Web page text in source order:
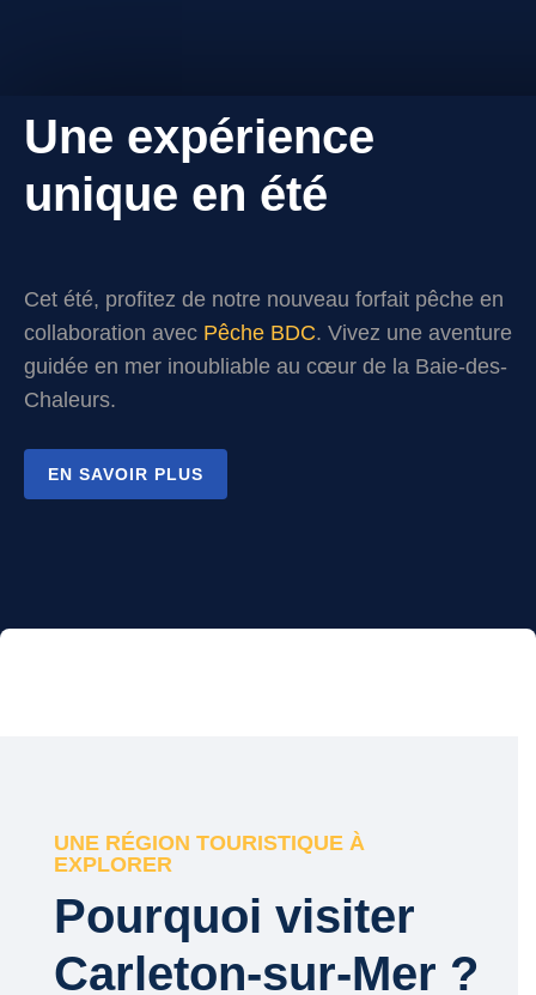
Une expérience
unique en été
Cet été, profitez de notre nouveau forfait pêche en
collaboration avec Pêche BDC. Vivez une aventure
guidée en mer inoubliable au cœur de la Baie-des-
Chaleurs.
EN SAVOIR PLUS
UNE RÉGION TOURISTIQUE À
EXPLORER
Pourquoi visiter
Carleton-sur-Mer ?